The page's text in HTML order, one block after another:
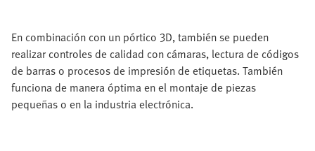
En combinación con un pórtico 3D, también se pueden
realizar controles de calidad con cámaras, lectura de códigos
de barras o procesos de impresión de etiquetas. También
funciona de manera óptima en el montaje de piezas
pequeñas o en la industria electrónica.